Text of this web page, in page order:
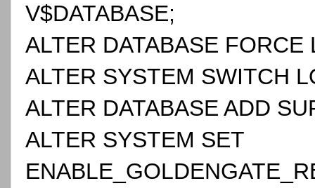
V$DATABASE;
ALTER DATABASE FORCE
ALTER SYSTEM SWITCH
ALTER DATABASE ADD
ALTER SYSTEM SET